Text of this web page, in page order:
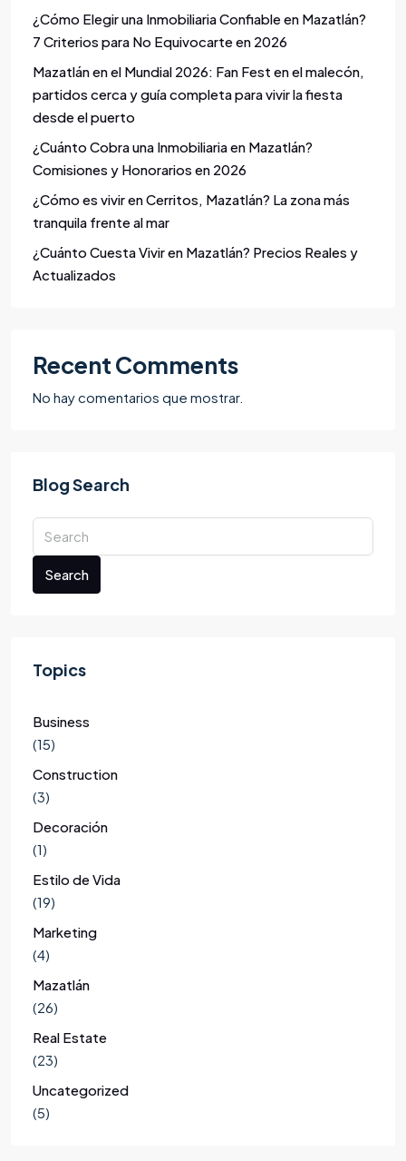
¿Cómo Elegir una Inmobiliaria Confiable en Mazatlán?
7 Criterios para No Equivocarte en 2026
Mazatlán en el Mundial 2026: Fan Fest en el malecón,
partidos cerca y guía completa para vivir la fiesta
desde el puerto
¿Cuánto Cobra una Inmobiliaria en Mazatlán?
Comisiones y Honorarios en 2026
¿Cómo es vivir en Cerritos, Mazatlán? La zona más
tranquila frente al mar
¿Cuánto Cuesta Vivir en Mazatlán? Precios Reales y
Actualizados
Recent Comments
No hay comentarios que mostrar.
Blog Search
Search
Topics
Business
(15)
Construction
(3)
Decoración
(1)
Estilo de Vida
(19)
Marketing
(4)
Mazatlán
(26)
Real Estate
(23)
Uncategorized
(5)